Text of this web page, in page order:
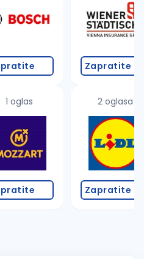
1 oglas
Zapratite
2 oglasa
Zapratite